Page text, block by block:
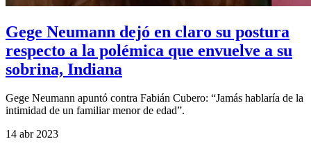
Gege Neumann dejó en claro su postura
respecto a la polémica que envuelve a su
sobrina, Indiana
Gege Neumann apuntó contra Fabián Cubero: “Jamás hablaría de la
intimidad de un familiar menor de edad”.
14 abr 2023